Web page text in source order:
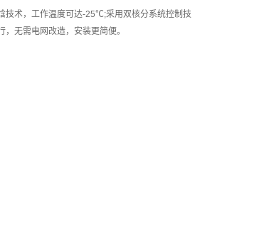
技术，工作温度可达-25℃;采用双核分系统控制技
无需电网改造，安装更简便。